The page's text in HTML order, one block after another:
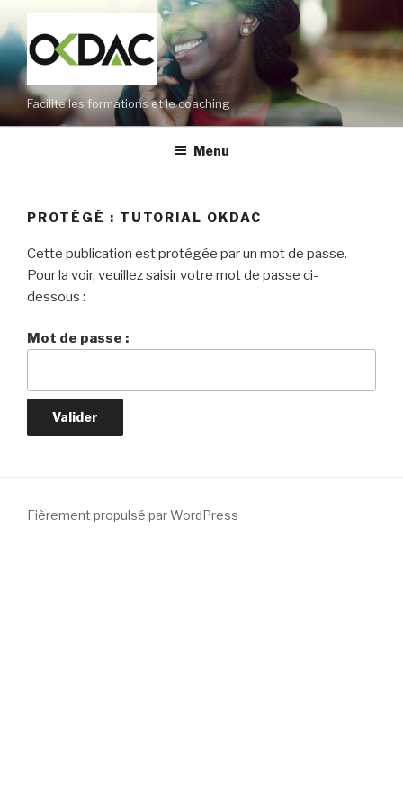
au
contenu
principal
Facilite les formations et le coaching
Menu
PROTÉGÉ : TUTORIAL OKDAC
Cette publication est protégée par un mot de passe.
Pour la voir, veuillez saisir votre mot de passe ci-
dessous :
Mot de passe :
Fièrement propulsé par WordPress